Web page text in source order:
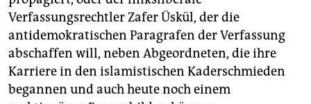
Verfassungsrechtler Zafer Üskül, der die
antidemokratischen Paragrafen der Verfassung
abschaffen will, neben Abgeordneten, die ihre
Karriere in den islamistischen Kaderschmieden
begannen und auch heute noch einem